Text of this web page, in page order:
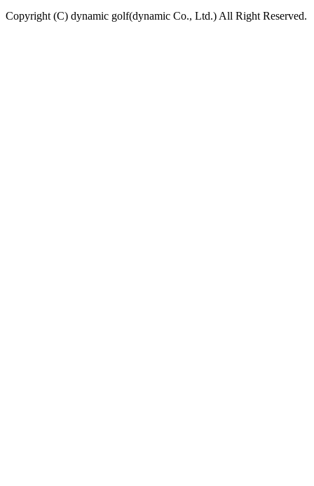
Copyright (C) dynamic golf(dynamic Co., Ltd.) All Right Reserved.